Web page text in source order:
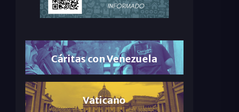
Cáritas con Venezuela
Vaticano